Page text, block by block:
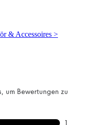
& Accessoires >